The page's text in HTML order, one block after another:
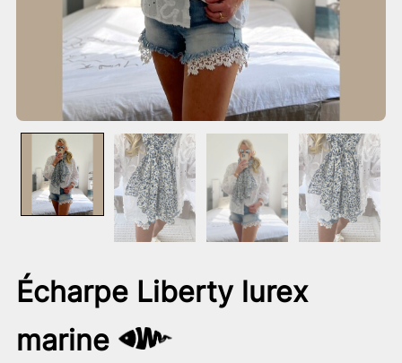
Écharpe Liberty lurex
marine